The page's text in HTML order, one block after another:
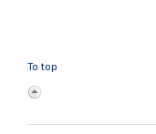
To top